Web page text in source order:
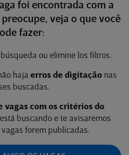
foi encontrada com a
preocupe, veja o que você
fazer:
ou elimine los filtros.
haja erros de digitação nas
buscadas.
vagas com os critérios do
buscando e te avisaremos
forem publicadas.